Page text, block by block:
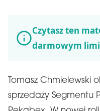
Czytasz ten
darmowym
Tomasz Chmielewski
sprzedaży Segmentu